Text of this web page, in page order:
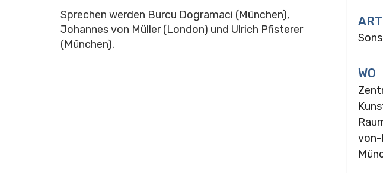
ART
WO
von-
Sprechen werden Burcu Dogramaci (München),
Johannes von Müller (London) und Ulrich Pfisterer
(München).